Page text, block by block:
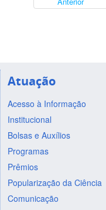
Atuação
Acesso à Informação
Institucional
Bolsas e Auxílios
Programas
Prêmios
Popularização da Ciência
Comunicação